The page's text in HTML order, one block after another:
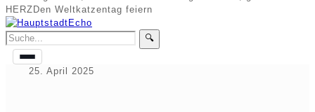
HERZ Den Weltkatzentag feiern
🔍
25. April 2025